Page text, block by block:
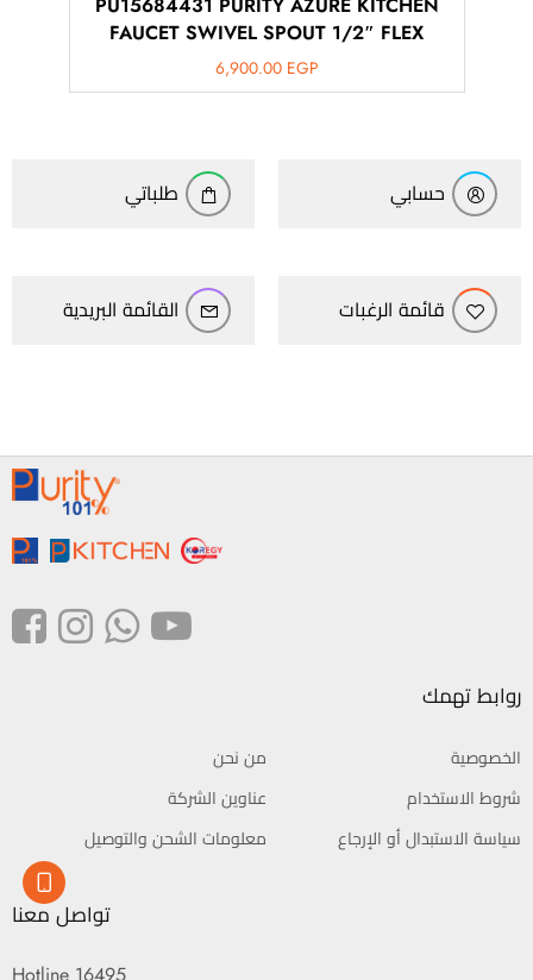
FAUCET SWIVEL SPOUT 1/2″ FLEX
6,900.00 EGP
حسابي طلباتي
قائمة الرغبات القائمة البريدية
روابط تهمك
من نحن
الخصوصية
عناوين الشركة
شروط الاستخدام
معلومات الشحن والتوصيل
سياسة الاستبدال أو الإرجاع
تواصل معنا
Hotline 16495